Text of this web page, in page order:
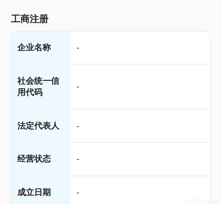
工商注册
企业名称 -
社会统一信
用代码
-
法定代表人 -
经营状态 -
成立日期 -